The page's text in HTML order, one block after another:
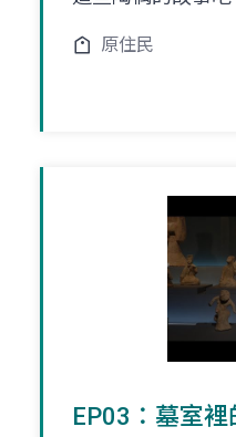
原住民
EP03：墓室